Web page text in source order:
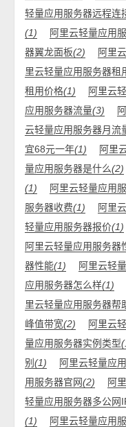
轻量应用服务器远程连
(1)
阿里云轻量应用
器翼龙面板(2) 阿里
里云轻量应用服务器租
租用价格(1) 阿里云
应用服务器流量(3)
云轻量应用服务器月流
宜68元一年(1) 阿里
量应用服务器是什么(2)
(1)
阿里云轻量应用
服务器收费(1) 阿里
轻量应用服务器报价(1)
阿里云轻量应用服务器
器性能(1) 阿里云轻
应用服务器怎么样(1)
里云轻量应用服务器帮
峰值带宽(2) 阿里云
量应用服务器实例类型
别(1) 阿里云轻量应
用服务器官网(2) 阿
轻量应用服务器多公网
(1)
阿里云轻量应用